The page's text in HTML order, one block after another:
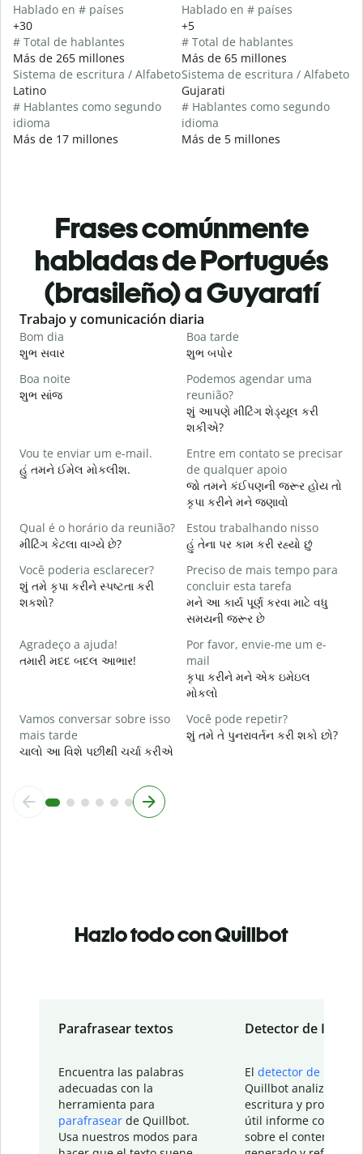
Hablado en # países
+30
# Total de hablantes
Más de 265 millones
Sistema de escritura / Alfabeto
Latino
# Hablantes como segundo
idioma
Más de 17 millones
Hablado en # países
+5
# Total de hablantes
Más de 65 millones
Sistema de escritura / Alfabeto
Gujarati
# Hablantes como segundo
idioma
Más de 5 millones
Frases comúnmente
habladas de Portugués
(brasileño) a Guyaratí
Slide 1 of 6
Trabajo y comunicación diaria
Bom dia
શુભ સવાર
Boa tarde
શુભ બપોર
Boa noite
શુભ સાંજ
Podemos agendar uma
reunião?
શું આપણે મીટિંગ શેડ્યૂલ કરી
શકીએ?
Vou te enviar um e-mail.
હું તમને ઈમેલ મોકલીશ.
Entre em contato se precisar
de qualquer apoio
જો તમને કંઈપણની જરૂર હોય તો
કૃપા કરીને મને જણાવો
Qual é o horário da reunião?
મીટિંગ કેટલા વાગ્યે છે?
Estou trabalhando nisso
હું તેના પર કામ કરી રહ્યો છું
Você poderia esclarecer?
શું તમે કૃપા કરીને સ્પષ્ટતા કરી
શકશો?
Preciso de mais tempo para
concluir esta tarefa
મને આ કાર્ય પૂર્ણ કરવા માટે વધુ
સમયની જરૂર છે
Agradeço a ajuda!
તમારી મદદ બદલ આભાર!
Por favor, envie-me um e-
mail
કૃપા કરીને મને એક ઇમેઇલ
મોકલો
Vamos conversar sobre isso
mais tarde
ચાલો આ વિશે પછીથી ચર્ચા કરીએ
Você pode repetir?
શું તમે તે પુનરાવર્તન કરી શકો છો?
Hazlo todo con Quillbot
Parafrasear textos
Encuentra las palabras
adecuadas con la
herramienta para
parafrasear de Quillbot.
Usa nuestros modos para
Detector de IA
El detector de IA
Quillbot analiza tu
escritura y
útil informe con
sobre el contenido